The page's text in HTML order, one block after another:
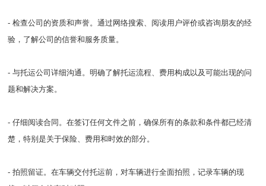
- 检查公司的资质和声誉。通过网络搜索、阅读用户评价或咨询朋友的经
验，了解公司的信誉和服务质量。
- 与托运公司详细沟通。明确了解托运流程、费用构成以及可能出现的问
题和解决方案。
- 仔细阅读合同。在签订任何文件之前，确保所有的条款和条件都已经清
楚，特别是关于保险、费用和时效的部分。
- 拍照留证。在车辆交付托运前，对车辆进行全面拍照，记录车辆的现